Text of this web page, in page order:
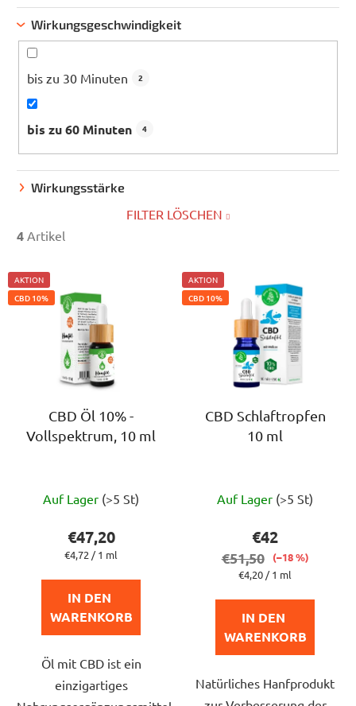
Wirkungsgeschwindigkeit
bis zu 30 Minuten 2
bis zu 60 Minuten 4
Wirkungsstärke
FILTER LÖSCHEN
4 Artikel
L
i
AKTION
CBD 10%
CBD Öl 10% -
Vollspektrum, 10 ml
durchschnittliche
ist
von
5
Sternen.
Auf Lager (>5 St)
€47,20
Verkaufspreis:
€4,72 / 1 ml
IN DEN
WARENKORB
Öl mit CBD ist ein
einzigartiges
AKTION
CBD 10%
CBD Schlaftropfen
10 ml
5,0
5
Sternen.
Auf Lager (>5 St)
€42
€51,50
(–18 %)
Verkaufspreis:
€4,20 / 1 ml
IN DEN
WARENKORB
Natürliches Hanfprodukt